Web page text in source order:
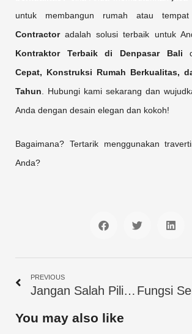
untuk membangun rumah atau
Contractoradalah solusi terbaik untuk
Kontraktor Terbaik di Denpasar Bali
Cepat, Konstruksi Rumah Berkualitas,
Tahun. Hubungi kami sekarang dan
Anda dengan desain elegan dan kokoh!
Bagaimana? Tertarik menggunakan
Anda?
h
r
f
h
r
o
h
r
o
PREVIOUS
Jangan Salah Pilih! Ini 7 Tips Memilih Kasur yang Cocok untuk Anda
You may also like